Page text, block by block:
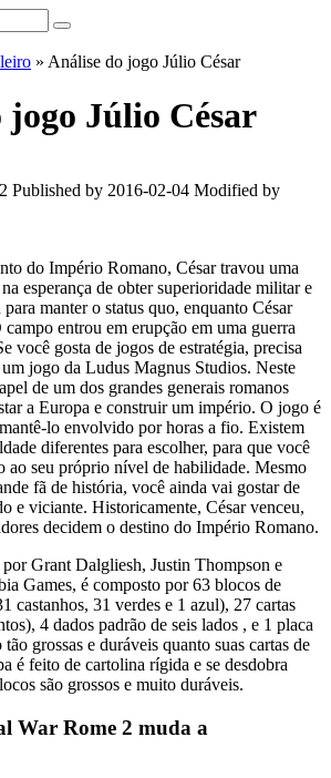
» Análise do jogo Júlio César
jogo Júlio César
Published by 2016-02-04 Modified by
do Império Romano, César travou uma
esperança de obter superioridade militar e
manter o status quo, enquanto César
entrou em erupção em uma guerra
você gosta de jogos de estratégia, precisa
jogo da Ludus Magnus Studios. Neste
de um dos grandes generais romanos
a Europa e construir um império. O jogo é
lo envolvido por horas a fio. Existem
diferentes para escolher, para que você
ao seu próprio nível de habilidade. Mesmo
fã de história, você ainda vai gostar de
e viciante. Historicamente, César venceu,
decidem o destino do Império Romano.
Grant Dalgliesh, Justin Thompson e
Games, é composto por 63 blocos de
castanhos, 31 verdes e 1 azul), 27 cartas
4 dados padrão de seis lados , e 1 placa
grossas e duráveis ​​quanto suas cartas de
é feito de cartolina rígida e se desdobra
são grossos e muito duráveis.
War Rome 2 muda a